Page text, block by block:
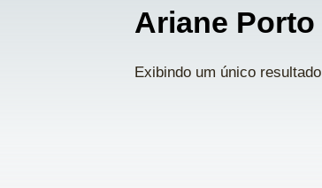
Ariane Porto
Exibindo um único resultado